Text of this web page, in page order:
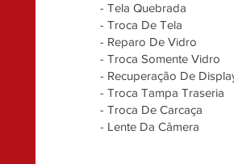
- Tela Quebrada
- Troca De Tela
- Reparo De Vidro
- Troca Somente Vidro
- Recuperação De
- Troca Tampa Traseria
- Troca De Carcaça
- Lente Da Câmera